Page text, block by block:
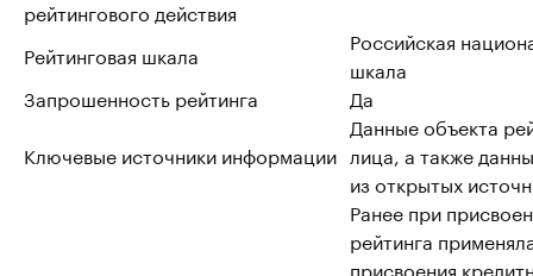
рейтингового действия
Рейтинговая шкала
Российская
шкала
Запрошенность рейтинга
Да
Ключевые источники информации
Данные объекта
лица, а также
из открытых
Ранее при
рейтинга
присвоения